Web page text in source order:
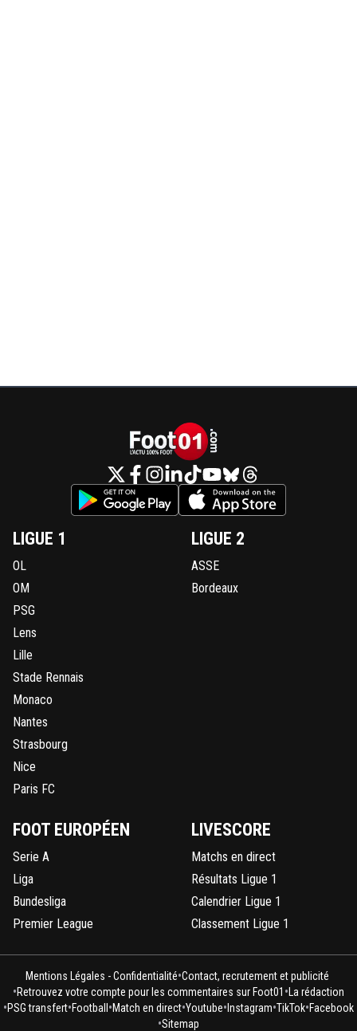
LIGUE 1
OL
OM
PSG
Lens
Lille
Stade Rennais
Monaco
Nantes
Strasbourg
Nice
Paris FC
LIGUE 2
ASSE
Bordeaux
FOOT EUROPÉEN
Serie A
Liga
Bundesliga
Premier League
LIVESCORE
Matchs en direct
Résultats Ligue 1
Calendrier Ligue 1
Classement Ligue 1
Mentions Légales - Confidentialité•Contact, recrutement et publicité
•Retrouvez votre compte pour les commentaires sur Foot01 • La rédaction
•PSG transfert•Football •Match en direct•Youtube• Instagram•TikTok•Facebook
•Sitemap